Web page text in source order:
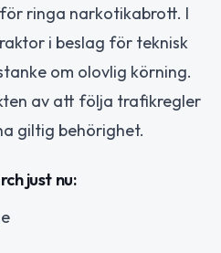
ringa narkotikabrott. I
i beslag för teknisk
om olovlig körning.
av att följa trafikregler
giltig behörighet.
just nu: